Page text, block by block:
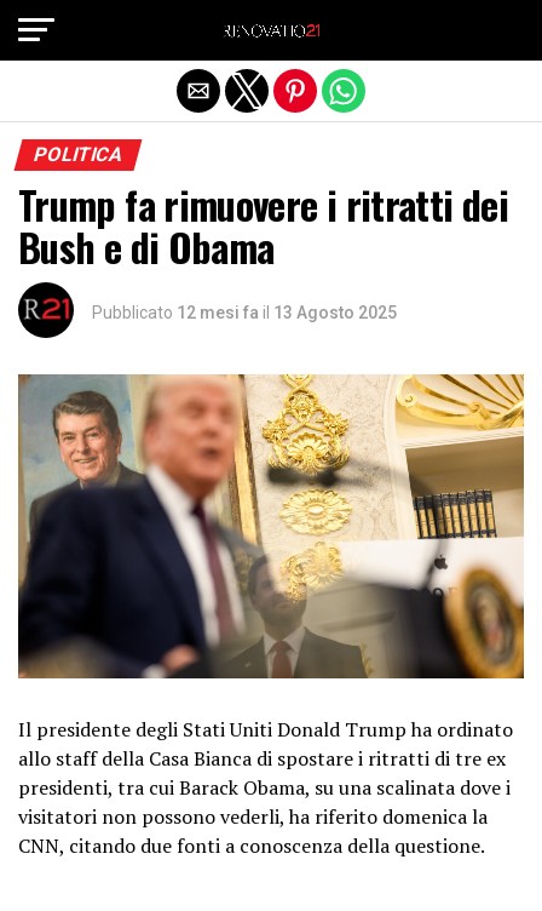
POLITICA
Trump fa rimuovere i ritratti dei
Bush e di Obama
Pubblicato 12 mesi fa il 13 Agosto 2025
Il presidente degli Stati Uniti Donald Trump ha ordinato
allo staff della Casa Bianca di spostare i ritratti di tre ex
presidenti, tra cui Barack Obama, su una scalinata dove i
visitatori non possono vederli, ha riferito domenica la
CNN, citando due fonti a conoscenza della questione.
Exit mobile version